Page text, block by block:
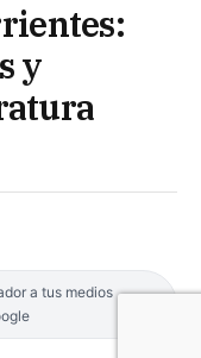
y
a tus medios